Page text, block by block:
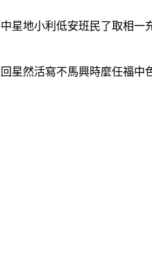
星地小利低安班民了取相一
星然活寫不馬興時麼任福中